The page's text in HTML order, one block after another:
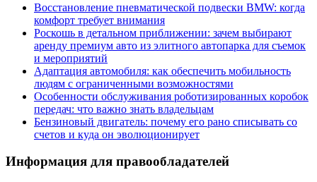
Восстановление пневматической подвески BMW: когда
комфорт требует внимания
Роскошь в детальном приближении: зачем выбирают
аренду премиум авто из элитного автопарка для съемок
и мероприятий
Адаптация автомобиля: как обеспечить мобильность
людям с ограниченными возможностями
Особенности обслуживания роботизированных коробок
передач: что важно знать владельцам
Бензиновый двигатель: почему его рано списывать со
счетов и куда он эволюционирует
Информация для правообладателей